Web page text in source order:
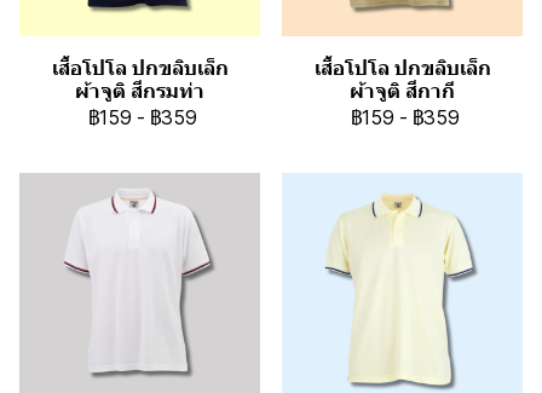
เสื้อโปโล ปกขลิบเล็ก
ผ้าจูติ สีกรมท่า
฿159 - ฿359
เสื้อโปโล ปกขลิบเล็ก
ผ้าจูติ สีกากี
฿159 - ฿359